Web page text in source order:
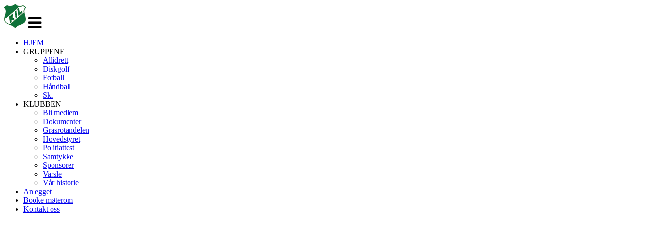
navigasjon
HJEM
GRUPPENE
Allidrett
Diskgolf
Fotball
Håndball
Ski
KLUBBEN
Bli medlem
Dokumenter
Grasrotandelen
Hovedstyret
Politiattest
Samtykke
Sponsorer
Varsle
Vår historie
Anlegget
Booke møterom
Kontakt oss